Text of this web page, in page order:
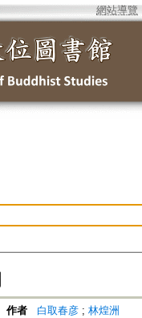
網站導覽
作者 白取春彦 ; 林煌洲